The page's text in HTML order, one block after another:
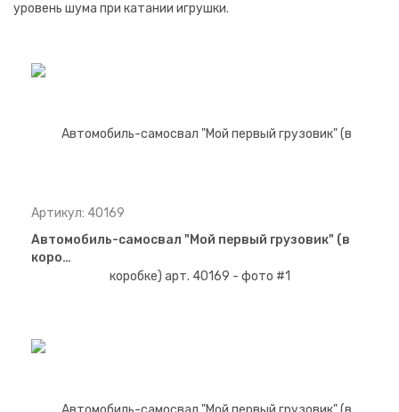
уровень шума при катании игрушки.
Артикул: 40169
Автомобиль-самосвал "Мой первый грузовик" (в
коро…